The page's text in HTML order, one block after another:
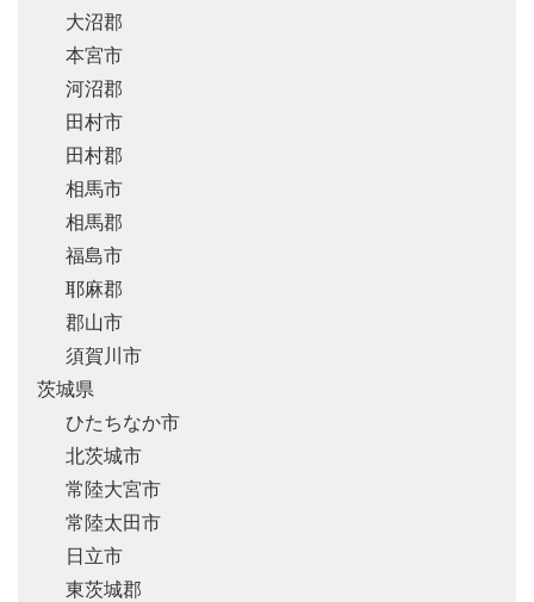
大沼郡
本宮市
河沼郡
田村市
田村郡
相馬市
相馬郡
福島市
耶麻郡
郡山市
須賀川市
茨城県
ひたちなか市
北茨城市
常陸大宮市
常陸太田市
日立市
東茨城郡